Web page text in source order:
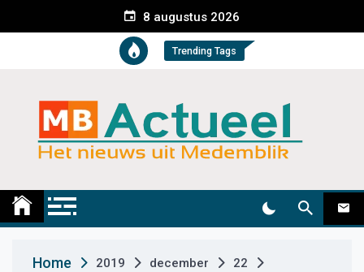
e
t
8 augustus 2026
Trending Tags
Medemblik Actueel
Home 2019 december
22